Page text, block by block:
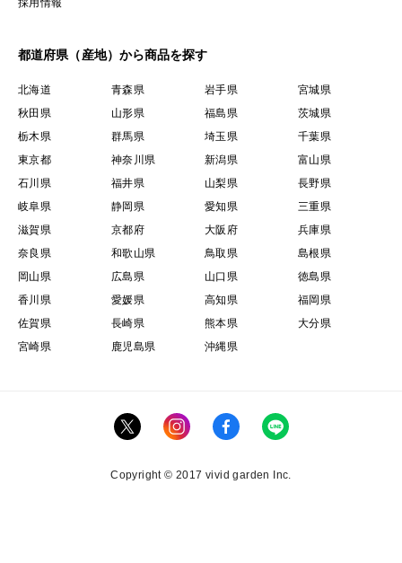
都道府県（産地）から商品を探す
北海道 青森県 岩手県
宮城県
秋田県
山形県 福島県
茨城県
栃木県
群馬県 埼玉県
千葉県
東京都
神奈川県 新潟県
富山県
石川県
福井県 山梨県
長野県
岐阜県
静岡県 愛知県
三重県
滋賀県
京都府 大阪府
兵庫県
奈良県
和歌山県 鳥取県
島根県
岡山県
広島県 山口県
徳島県
香川県
愛媛県 高知県
福岡県
佐賀県
長崎県 熊本県
大分県
宮崎県
鹿児島県 沖縄県
Copyright © 2017 vivid garden Inc.